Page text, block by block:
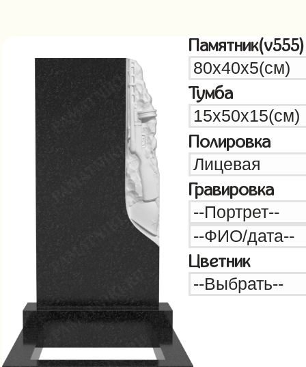
Памятник(v555)
Тумба
Полировка
Гравировка
Цветник